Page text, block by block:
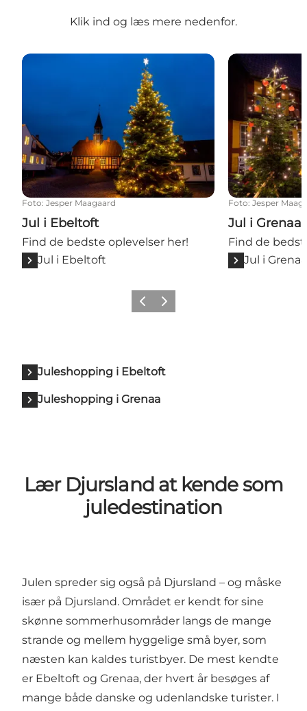
Klik ind og læs mere nedenfor.
Jul i Ebeltoft
Foto: Jesper Maagaard
Jul i Ebeltoft
Find de bedste oplevelser her!
Jul i Ebeltoft
Jul i Grenaa
Foto: Jesper
Jul i Grenaa
Find de
Jul i Grenaa
ForrigeNæste
Juleshopping i Ebeltoft
Juleshopping i Grenaa
Lær Djursland at kende som
juledestination
Julen spreder sig også på Djursland – og måske
især på Djursland. Området er kendt for sine
skønne sommerhusområder langs de mange
strande og mellem hyggelige små byer, som
næsten kan kaldes turistbyer. De mest kendte
er Ebeltoft og Grenaa, der hvert år besøges af
mange både danske og udenlandske turister. I